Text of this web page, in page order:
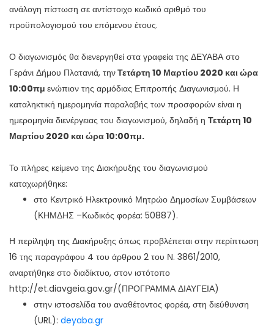
ανάλογη πίστωση σε αντίστοιχο κωδικό αριθμό του
προϋπολογισμού του επόμενου έτους.
Ο διαγωνισμός θα διενεργηθεί στα γραφεία της ΔΕΥΑΒΑ στο
Γεράνι Δήμου Πλατανιά, τηνΤετάρτη 10 Μαρτίου 2020 και ώρα
10:00πμ ενώπιον της αρμόδιας Επιτροπής Διαγωνισμού. Η
καταληκτική ημερομηνία παραλαβής των προσφορών είναι η
ημερομηνία διενέργειας του διαγωνισμού, δηλαδή η Τετάρτη 10
Μαρτίου 2020 και ώρα 10:00πμ.
Το πλήρες κείμενο της Διακήρυξης του διαγωνισμού
καταχωρήθηκε:
στο Κεντρικό Ηλεκτρονικό Μητρώο Δημοσίων Συμβάσεων
(ΚΗΜΔΗΣ –Κωδικός φορέα: 50887).
Η περίληψη της Διακήρυξης όπως προβλέπεται στην περίπτωση
16 της παραγράφου 4 του άρθρου 2 του Ν. 3861/2010,
αναρτήθηκε στο διαδίκτυο, στον ιστότοπο
http://et.diavgeia.gov.gr/(ΠΡΟΓΡΑΜΜΑ ΔΙΑΥΓΕΙΑ)
στην ιστοσελίδα του αναθέτοντος φορέα, στη διεύθυνση
(URL): deyaba.gr